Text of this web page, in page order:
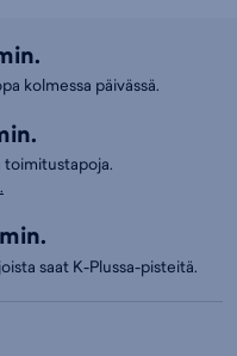
kolmessa päivässä.
toimitustapoja.
saat K-Plussa-pisteitä.